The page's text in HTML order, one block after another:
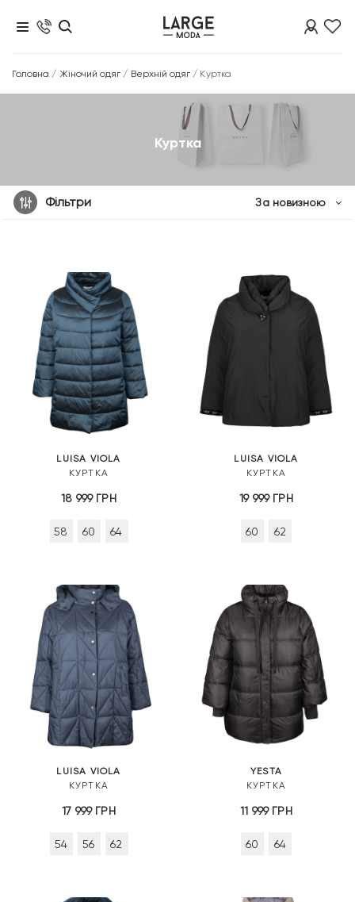
Головна / Жіночий одяг / Верхній одяг / Куртка
Куртка
Фільтри За новизною
LUISA VIOLA
КУРТКА
18 999 ГРН
58 60 64
LUISA VIOLA
КУРТКА
19 999 ГРН
60 62
LUISA VIOLA
КУРТКА
17 999 ГРН
54 56 62
YESTA
КУРТКА
11 999 ГРН
60 64